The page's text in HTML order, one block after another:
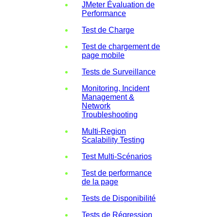
JMeter Évaluation de
Performance
Test de Charge
Test de chargement de
page mobile
Tests de Surveillance
Monitoring, Incident
Management &
Network
Troubleshooting
Multi-Region
Scalability Testing
Test Multi-Scénarios
Test de performance
de la page
Tests de Disponibilité
Tests de Régression